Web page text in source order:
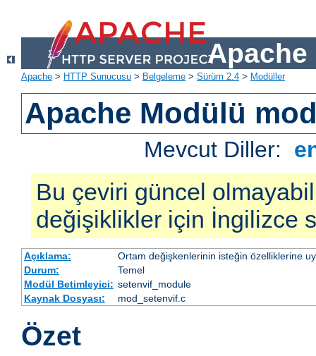
Apache
Apache > HTTP Sunucusu > Belgeleme > Sürüm 2.4 > Modüller
Apache Modülü
Mevcut Diller:
Bu çeviri güncel
değişiklikler için İngilizce
Açıklama:
Ortam değişkenlerinin isteğin özelliklerine
Durum:
Temel
Modül Betimleyici: setenvif_module
Kaynak Dosyası:
mod_setenvif.c
Özet